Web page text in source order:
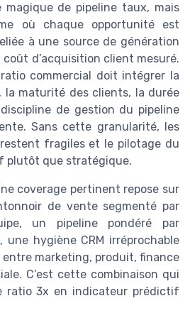
magique de pipeline taux, mais
où chaque opportunité est
à une source de génération
d’acquisition client mesuré.
commercial doit intégrer la
la maturité des clients, la durée
de gestion du pipeline
Sans cette granularité, les
fragiles et le pilotage du
plutôt que stratégique.
coverage pertinent repose sur
de vente segmenté par
un pipeline pondéré par
une hygiène CRM irréprochable
marketing, produit, finance
C’est cette combinaison qui
ratio 3x en indicateur prédictif